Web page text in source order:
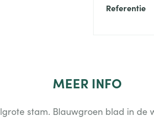
Referentie
MEER INFO
stam. Blauwgroen blad in de